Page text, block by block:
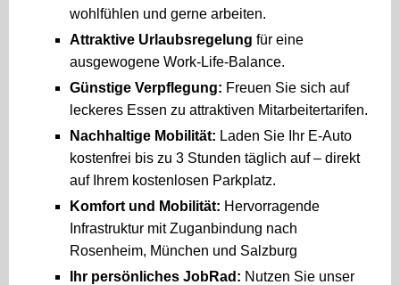
wohlfühlen und gerne arbeiten.
Attraktive Urlaubsregelung für eine
ausgewogene Work-Life-Balance.
Günstige Verpflegung: Freuen Sie sich auf
leckeres Essen zu attraktiven Mitarbeitertarifen.
Nachhaltige Mobilität: Laden Sie Ihr E-Auto
kostenfrei bis zu 3 Stunden täglich auf – direkt
auf Ihrem kostenlosen Parkplatz.
Komfort und Mobilität: Hervorragende
Infrastruktur mit Zuganbindung nach
Rosenheim, München und Salzburg
Ihr persönliches JobRad: Nutzen Sie unser